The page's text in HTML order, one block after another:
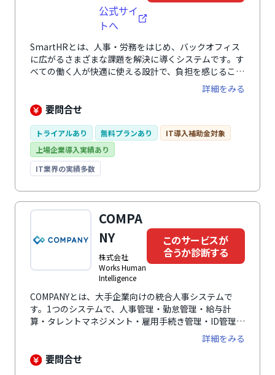
公式サイ
トへ
SmartHRとは、人事・労務をはじめ、バックオフィス
に広がるさまざまな課題を解決に導くシステムです。す
べての働く人が快適に使える設計で、負担を感じること
なく、入退社手続きや年末調整、勤怠管理、人事評価業
務など、人事・労務に関わる幅広い業務を効率化しま
す。 さらに、業務の中で自然に蓄まる正確な従業員デ
を向上。 毎日の負担を減らしながら従業員の力を引き
出し、組織の生産性向上と持続的な成果を創出する戦略
人事を実現します。
詳細をみる
要問合せ
トライアルあり 無料プランあり
IT導入補助金対象
上場企業導入実績あり
IT業界の実績多数
COMPA
NY
株式会社
Works Human
Intelligence
このサービスが
合うか診断する
COMPANYとは、大手企業向けの統合人事システムで
す。1つのシステムで、人事管理・勤怠管理・給与計
算・タレントマネジメント・雇用手続き管理・ID管理・
マイナンバー管理に対応し、人事領域をカバーする統合
システム（ERP）として利用可能。大企業の複雑な人事
業務に対応できる点が評価されており、これまで約
詳細をみる
要問合せ